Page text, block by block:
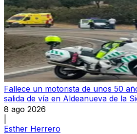
Fallece un motorista de unos 50
salida de vía en Aldeanueva de la
8 ago 2026
Esther Herrero